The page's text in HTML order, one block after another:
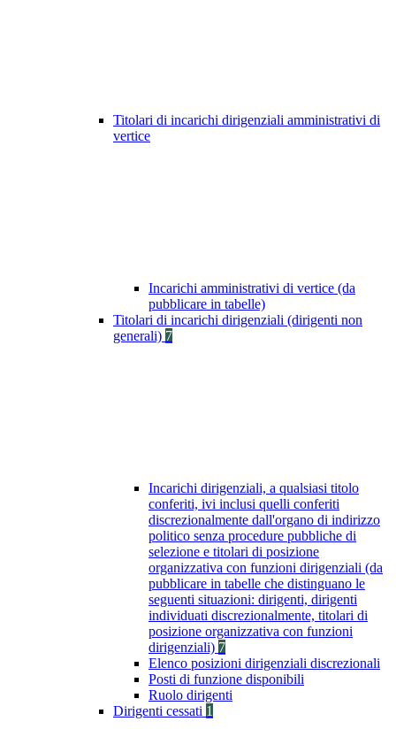
Titolari di incarichi dirigenziali amministrativi di
vertice
Incarichi amministrativi di vertice (da
pubblicare in tabelle)
Titolari di incarichi dirigenziali (dirigenti non
generali) 7
Incarichi dirigenziali, a qualsiasi titolo
conferiti, ivi inclusi quelli conferiti
discrezionalmente dall'organo di indirizzo
politico senza procedure pubbliche di
selezione e titolari di posizione
organizzativa con funzioni dirigenziali (da
pubblicare in tabelle che distinguano le
seguenti situazioni: dirigenti, dirigenti
individuati discrezionalmente, titolari di
posizione organizzativa con funzioni
dirigenziali) 7
Elenco posizioni dirigenziali discrezionali
Posti di funzione disponibili
Ruolo dirigenti
Dirigenti cessati 1